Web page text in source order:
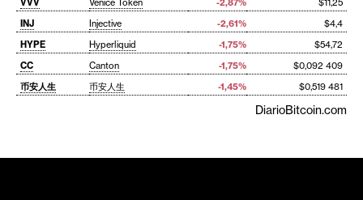
INJ
Injective -2,61%
$4,4
HYPE
Hyperliquid -1,75%
$54,72
CC
Canton -1,75%
$0,092 409
币安人生
币安人生 -1,45% $0,519 481
DiarioBitcoin.com